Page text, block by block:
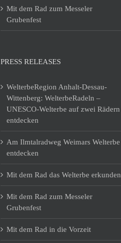
Mit dem Rad zum Messeler
Grubenfest
PRESS RELEASES
WelterbeRegion Anhalt-Dessau-
Wittenberg: WelterbeRadeln –
UNESCO-Welterbe auf zwei Rädern
entdecken
Am Ilmtalradweg Weimars Welterbe
entdecken
Mit dem Rad das Welterbe erkunden
Mit dem Rad zum Messeler
Grubenfest
Mit dem Rad in die Vorzeit